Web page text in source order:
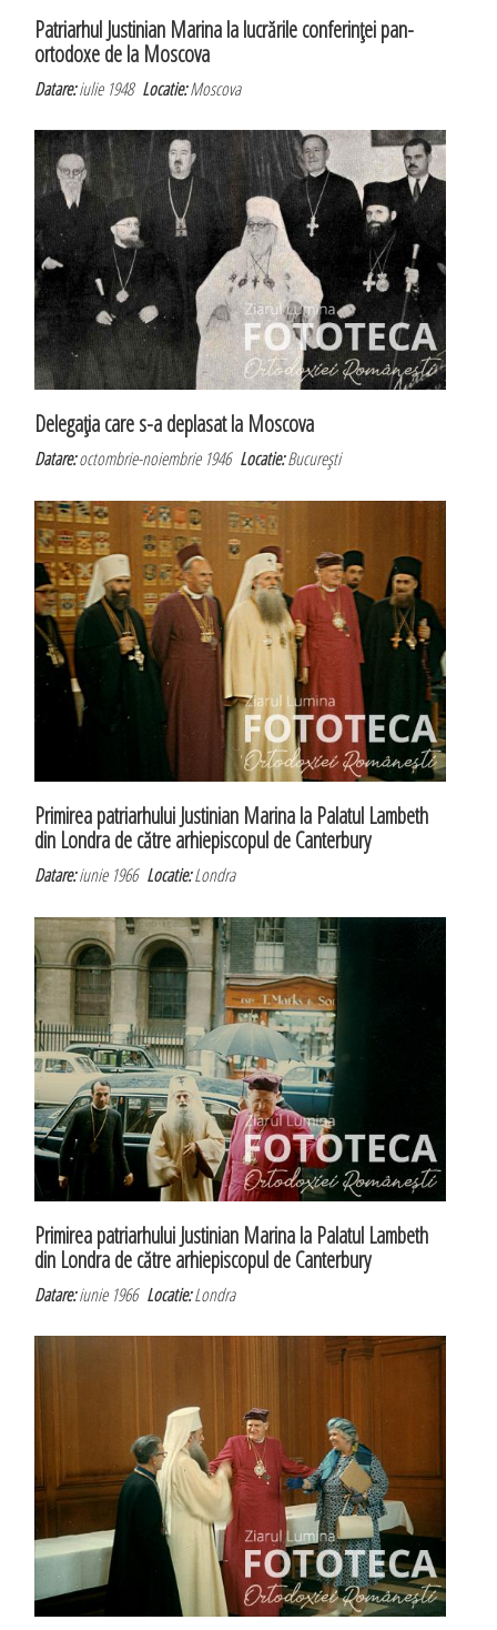
Patriarhul Justinian Marina la lucrările conferinţei pan-
ortodoxe de la Moscova
Datare:iulie 1948Locatie:Moscova
Delegaţia care s-a deplasat la Moscova
Datare:octombrie-noiembrie 1946Locatie:Bucureşti
Primirea patriarhului Justinian Marina la Palatul Lambeth
din Londra de către arhiepiscopul de Canterbury
Datare:iunie 1966Locatie:Londra
Primirea patriarhului Justinian Marina la Palatul Lambeth
din Londra de către arhiepiscopul de Canterbury
Datare:iunie 1966Locatie:Londra